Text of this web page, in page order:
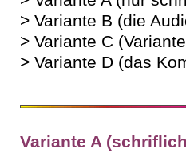
> Variante B (die
> Variante C
> Variante D (das
Variante A